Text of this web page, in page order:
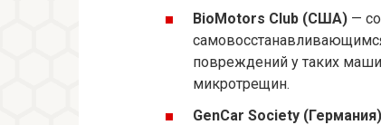
BioMotors Club (США) —
повреждений у таких
микротрещин.
GenCar Society (Германия)